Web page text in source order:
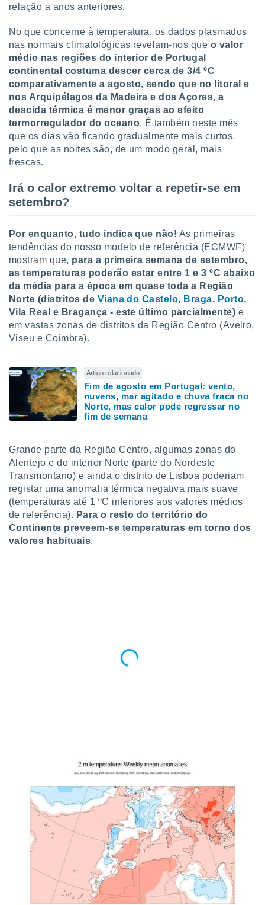
através
estudos
de
1199
relação a anos anteriores.
No que concerne à temperatura, os dados plasmados
nas normais climatológicas revelam-nos que o valor
médio nas regiões do interior de Portugal
continental costuma descer cerca de 3/4 ºC
comparativamente a agosto, sendo que no litoral e
nos Arquipélagos da Madeira e dos Açores, a
descida térmica é menor graças ao efeito
termorregulador do oceano. É também neste mês
que os dias vão ficando gradualmente mais curtos,
pelo que as noites são, de um modo geral, mais
frescas.
Irá o calor extremo voltar a repetir-se em
setembro?
Por enquanto, tudo indica que não! As primeiras
tendências do nosso modelo de referência (ECMWF)
mostram que, para a primeira semana de setembro,
as temperaturas poderão estar entre 1 e 3 ºC abaixo
da média para a época em quase toda a Região
Norte (distritos de Viana do Castelo, Braga, Porto,
Vila Real e Bragança - este último parcialmente) e
em vastas zonas de distritos da Região Centro (Aveiro,
Viseu e Coimbra).
Artigo relacionado
Fim de agosto em Portugal: vento,
nuvens, mar agitado e chuva fraca no
Norte, mas calor pode regressar no
fim de semana
Grande parte da Região Centro, algumas zonas do
Alentejo e do interior Norte (parte do Nordeste
Transmontano) e ainda o distrito de Lisboa poderiam
registar uma anomalia térmica negativa mais suave
(temperaturas até 1 ºC inferiores aos valores médios
de referência). Para o resto do território do
Continente preveem-se temperaturas em torno dos
valores habituais.